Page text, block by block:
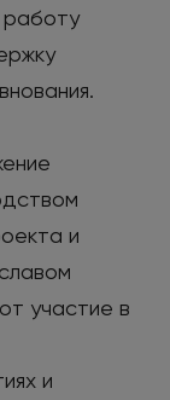
работу
и
участие в
и